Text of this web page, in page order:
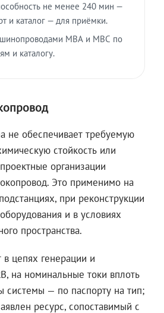
не менее 240 мин —
и каталог — для приёмки.
шинопроводами МВА и МВС по
и каталогу.
не обеспечивает требуемую
стойкость или
организации
Это применимо на
при реконструкции
и в условиях
пространства.
цепях генерации и
на номинальные токи вплоть
системы — по паспорту на тип;
ресурс, сопоставимый с